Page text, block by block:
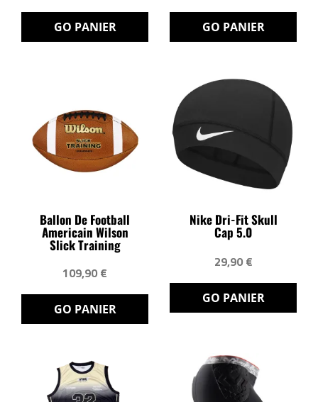
GO PANIER GO PANIER
Ballon De Football
Americain Wilson
Slick Training
109,90 €
GO PANIER
Nike Dri-Fit Skull
Cap 5.0
29,90 €
GO PANIER